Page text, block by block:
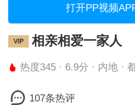
打开PP视频
VIP 相亲相爱一家人
热度345 · 6.9分 · 内地 ·
107条热评